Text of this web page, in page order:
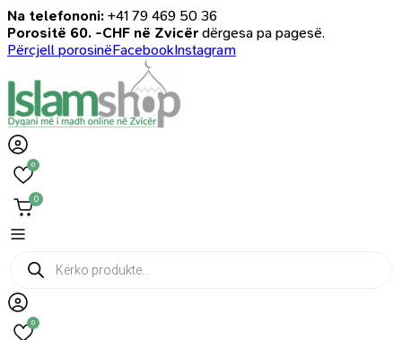
Na telefononi: +41 79 469 50 36
Porositë 60. -CHF në Zvicër dërgesa pa pagesë.
Përcjell porosinëFacebookInstagram
0
0
Products
search
0